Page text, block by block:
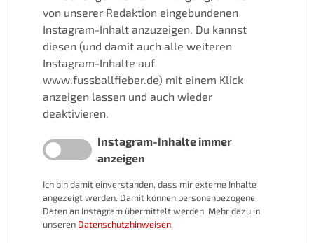
von unserer Redaktion eingebundenen
Instagram-Inhalt anzuzeigen. Du kannst
diesen (und damit auch alle weiteren
Instagram-Inhalte auf
www.fussballfieber.de) mit einem Klick
anzeigen lassen und auch wieder
deaktivieren.
Instagram-Inhalte immer
anzeigen
Ich bin damit einverstanden, dass mir externe Inhalte
angezeigt werden. Damit können personenbezogene
Daten an Instagram übermittelt werden. Mehr dazu in
unseren Datenschutzhinweisen.